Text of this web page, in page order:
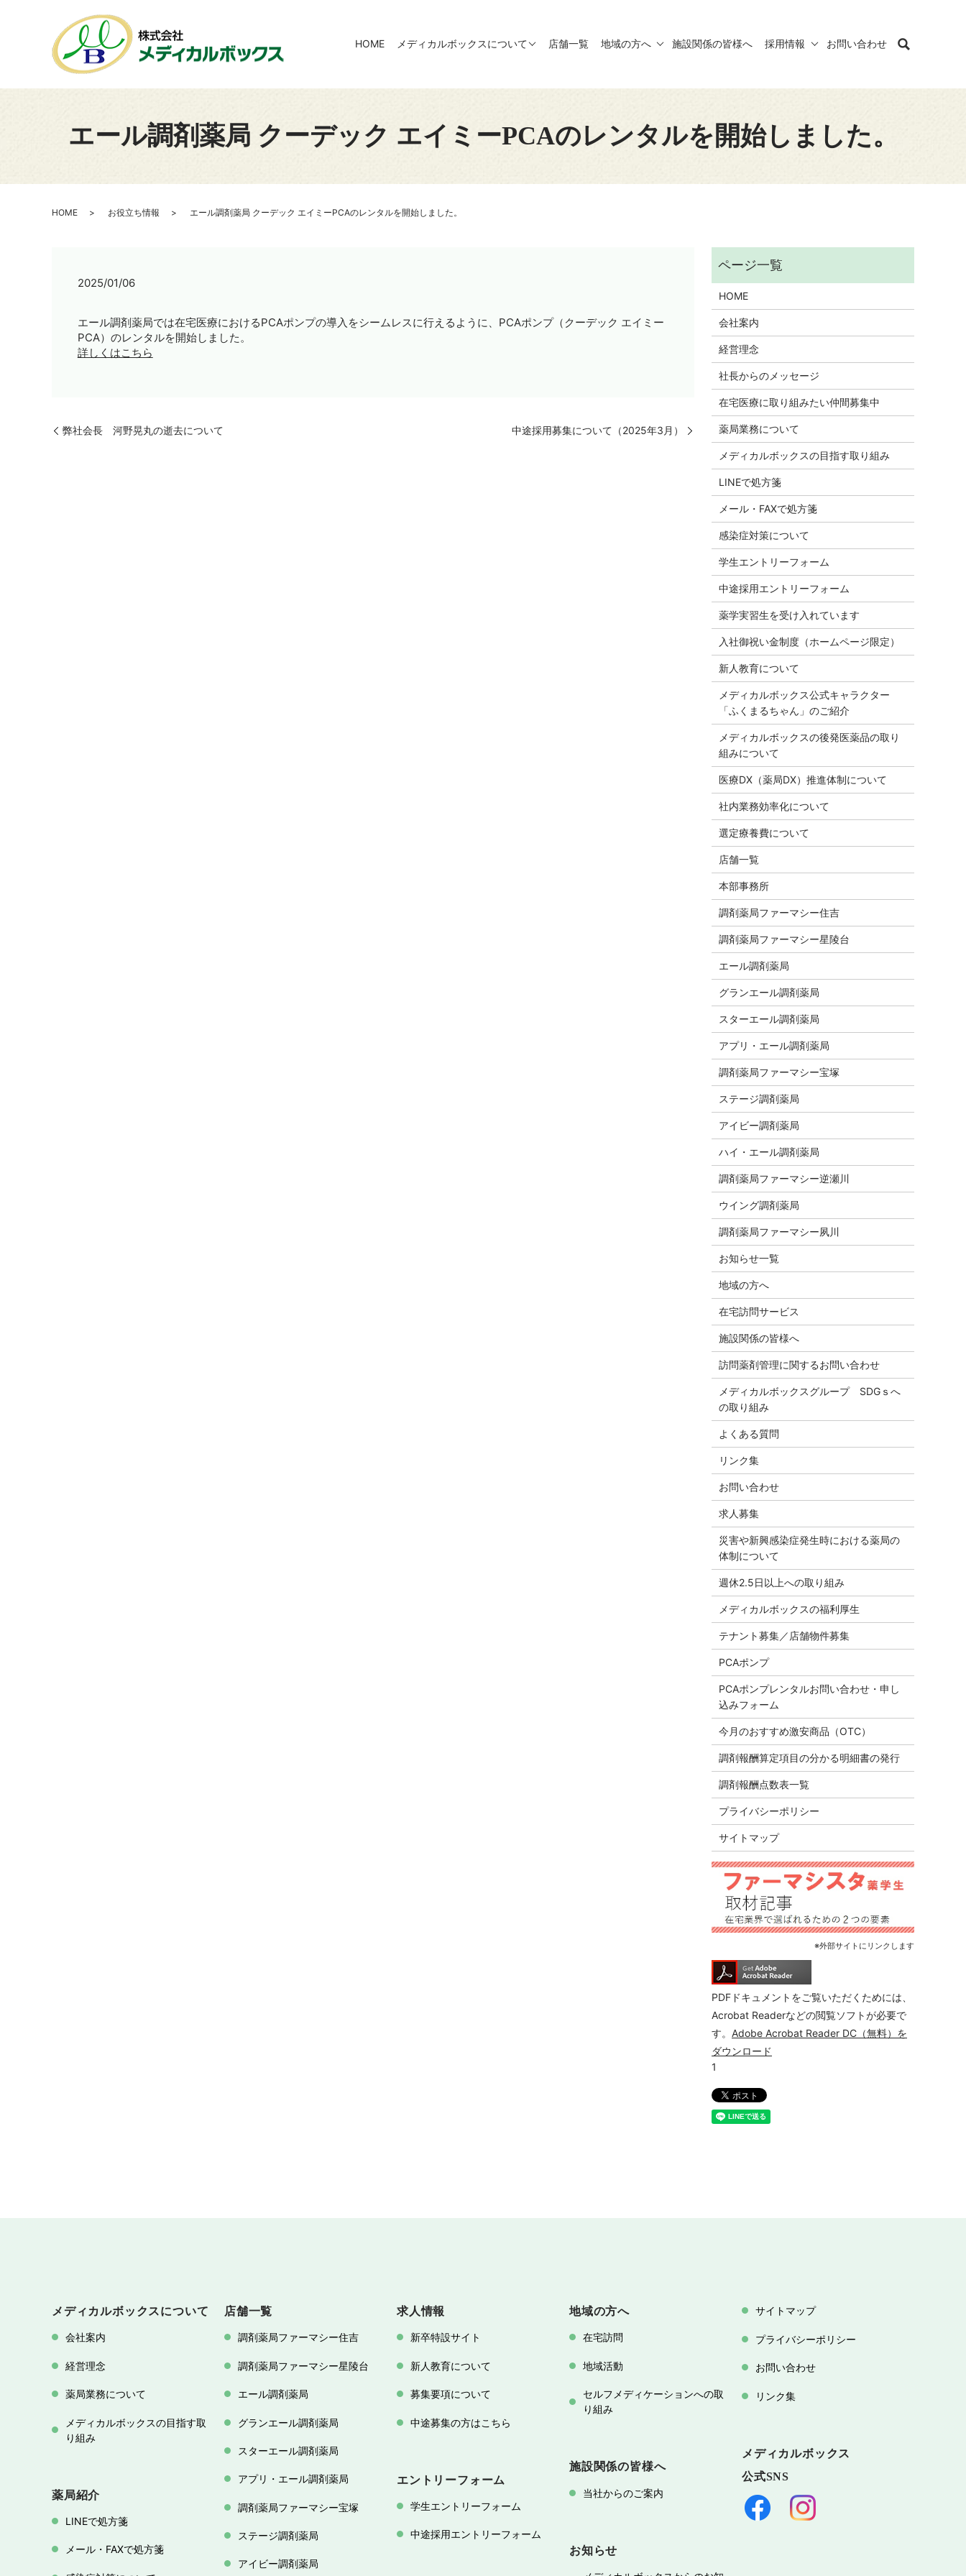
HOME メディカルボックスについて 店舗一覧 地域の方へ 施設関係の皆様へ 採用情報 お問い合わせ
エール調剤薬局 クーデック エイミーPCAのレンタルを開始しました。
HOME お役立ち情報 エール調剤薬局 クーデック エイミーPCAのレンタルを開始しました。
2025/01/06
エール調剤薬局では在宅医療におけるPCAポンプの導入をシームレスに行えるように、 PCAポンプ（クーデック エイミー
PCA）のレンタルを開始しました。
詳しくはこちら
弊社会長 河野晃丸の逝去について 中途採用募集について（2025年3月）
HOME
会社案内
経営理念
社長からのメッセージ
在宅医療に取り組みたい仲間募集中
薬局業務について
メディカルボックスの目指す取り組み
LINEで処方箋
メール・FAXで処方箋
感染症対策について
学生エントリーフォーム
中途採用エントリーフォーム
薬学実習生を受け入れています
入社御祝い金制度（ホームページ限定）
新人教育について
メディカルボックス公式キャラクター
「ふくまるちゃん」のご紹介
メディカルボックスの後発医薬品の取り
組みについて
医療DX（薬局DX）推進体制について
社内業務効率化について
選定療養費について
店舗一覧
本部事務所
調剤薬局ファーマシー住吉
調剤薬局ファーマシー星陵台
エール調剤薬局
グランエール調剤薬局
スターエール調剤薬局
アプリ・エール調剤薬局
調剤薬局ファーマシー宝塚
ステージ調剤薬局
アイビー調剤薬局
ハイ・エール調剤薬局
調剤薬局ファーマシー逆瀬川
ウイング調剤薬局
調剤薬局ファーマシー夙川
お知らせ一覧
地域の方へ
在宅訪問サービス
施設関係の皆様へ
訪問薬剤管理に関するお問い合わせ
メディカルボックスグループ SDGｓへ
の取り組み
よくある質問
リンク集
お問い合わせ
求人募集
災害や新興感染症発生時における薬局の
体制について
週休2.5日以上への取り組み
メディカルボックスの福利厚生
テナント募集／店舗物件募集
PCAポンプ
PCAポンプレンタルお問い合わせ・申し
込みフォーム
今月のおすすめ激安商品（OTC）
調剤報酬算定項目の分かる明細書の発行
調剤報酬点数表一覧
プライバシーポリシー
サイトマップ
※外部サイトにリンクします
PDFドキュメントをご覧いただくためには、
Acrobat Readerなどの閲覧ソフトが必要で
す。 Adobe Acrobat Reader DC（無料）を
ダウンロード
メディカルボックスについて
会社案内
経営理念
薬局業務について
メディカルボックスの目指す取
り組み
薬局紹介
LINEで処方箋
メール・FAXで処方箋
店舗一覧
調剤薬局ファーマシー住吉
調剤薬局ファーマシー星陵台
エール調剤薬局
グランエール調剤薬局
スターエール調剤薬局
アプリ・エール調剤薬局
調剤薬局ファーマシー宝塚
ステージ調剤薬局
アイビー調剤薬局
求人情報
新卒特設サイト
新人教育について
募集要項について
中途募集の方はこちら
エントリーフォーム
学生エントリーフォーム
中途採用エントリーフォーム
地域の方へ
在宅訪問
地域活動
セルフメディケーションへの取
り組み
施設関係の皆様へ
当社からのご案内
お知らせ
サイトマップ
プライバシーポリシー
お問い合わせ
リンク集
メディカルボックス
公式SNS